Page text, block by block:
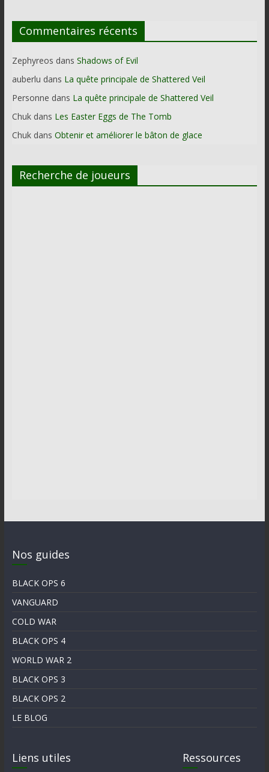
Commentaires récents
Zephyreos dans Shadows of Evil
auberlu dans La quête principale de Shattered Veil
Personne dans La quête principale de Shattered Veil
Chukdans Les Easter Eggs de The Tomb
Chukdans Obtenir et améliorer le bâton de glace
Recherche de joueurs
Nos guides
BLACK OPS 6
VANGUARD
COLD WAR
BLACK OPS 4
WORLD WAR 2
BLACK OPS 3
BLACK OPS 2
LE BLOG
Liens utiles Ressources